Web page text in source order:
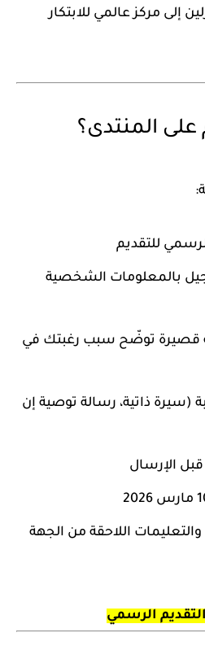
إلى مركز عالمي للابتكار
على المنتدى؟
للتقديم
بالمعلومات الشخصية
قصيرة توضّح سبب رغبتك في
(سيرة ذاتية، رسالة توصية إن
الإرسال
2026
والتعليمات اللاحقة من الجهة
الرسمي